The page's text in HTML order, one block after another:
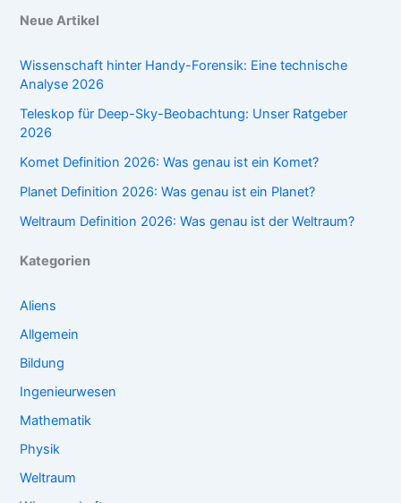
Neue Artikel
Wissenschaft hinter Handy-Forensik: Eine technische
Analyse 2026
Teleskop für Deep-Sky-Beobachtung: Unser Ratgeber
2026
Komet Definition 2026: Was genau ist ein Komet?
Planet Definition 2026: Was genau ist ein Planet?
Weltraum Definition 2026: Was genau ist der Weltraum?
Kategorien
Aliens
Allgemein
Bildung
Ingenieurwesen
Mathematik
Physik
Weltraum